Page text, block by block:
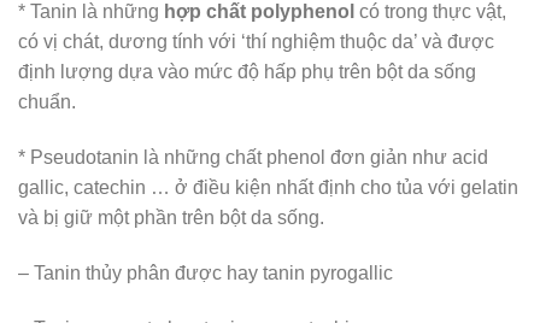
* Tanin là những hợp chất polyphenol có trong thực vật,
có vị chát, dương tính với ‘thí nghiệm thuộc da’ và được
định lượng dựa vào mức độ hấp phụ trên bột da sống
chuẩn.
* Pseudotanin là những chất phenol đơn giản như acid
gallic, catechin … ở điều kiện nhất định cho tủa với gelatin
và bị giữ một phần trên bột da sống.
– Tanin thủy phân được hay tanin pyrogallic